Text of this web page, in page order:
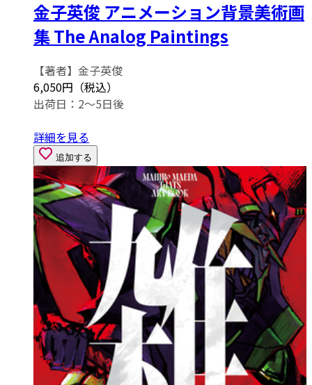
金子英俊 アニメーション背景美術画
集 The Analog Paintings
【著者】金子英俊
6,050円（税込）
出荷日：2～5日後
詳細を見る
追加する